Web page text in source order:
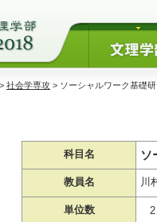
> 社会学専攻 > ソーシャルワーク基礎
科目名 ソ
教員名 川
単位数 2